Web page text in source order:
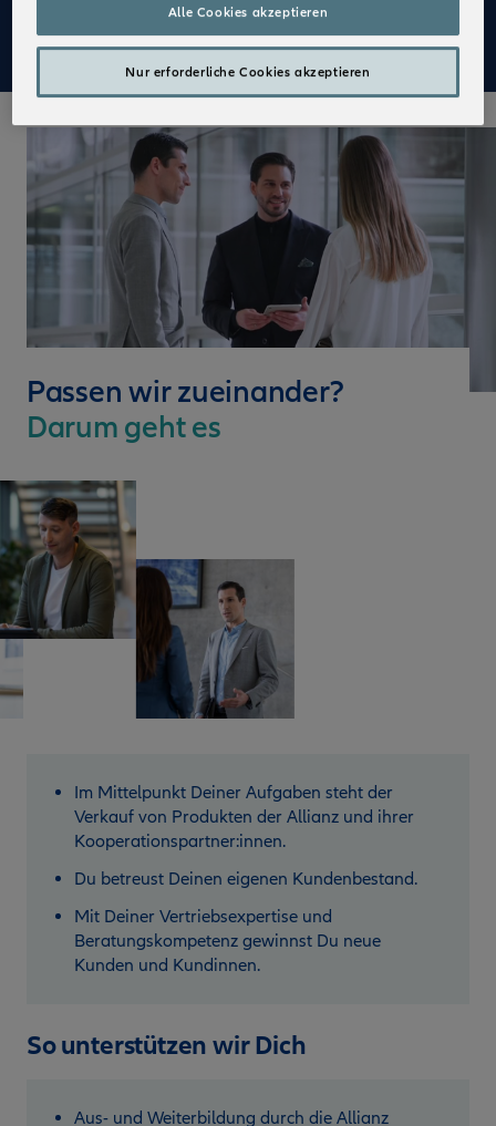
Mehr zu Deinen Vorteilen im Vertrieb der Allianz
Passen wir zueinander?
Darum geht es
Im Mittelpunkt Deiner Aufgaben steht der
Verkauf von Produkten der Allianz und ihrer
Kooperationspartner:innen.
Du betreust Deinen eigenen Kundenbestand.
Mit Deiner Vertriebsexpertise und
Beratungskompetenz gewinnst Du neue
Kunden und Kundinnen.
So unterstützen wir Dich
Aus- und Weiterbildung durch die Allianz
Nur erforderliche Cookies akzeptieren
Alle Cookies akzeptieren